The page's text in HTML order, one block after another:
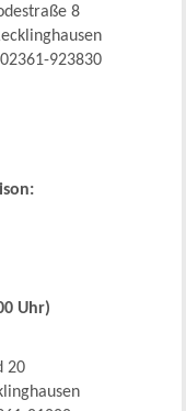
8
02361-923830
Uhr)
20